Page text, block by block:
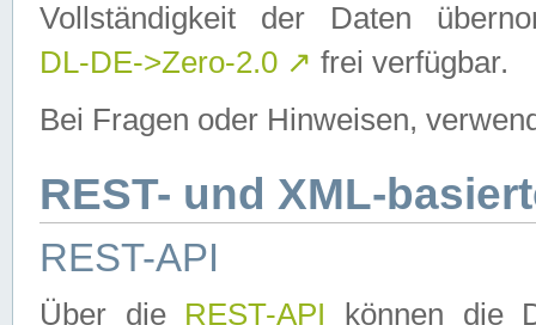
Vollständigkeit der Daten
DL-DE->Zero-2.0 ↗ frei verfügbar.
Bei Fragen oder Hinweisen,
REST- und XML-
REST-API
Über die REST-API können die